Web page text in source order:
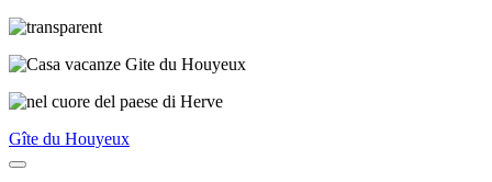
Gîte du Houyeux